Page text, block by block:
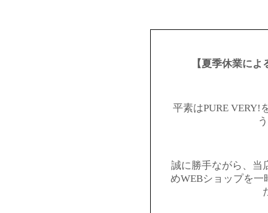
【夏季休業に
平素はPURE VERY!
誠に勝手ながら、当
めWEBショップを